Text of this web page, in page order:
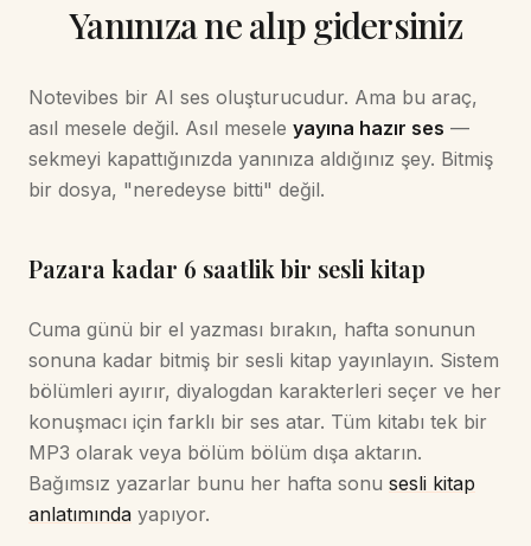
Yanınıza ne alıp gidersiniz
Notevibes bir AI ses oluşturucudur. Ama bu araç,
asıl mesele değil. Asıl mesele yayına hazır ses —
sekmeyi kapattığınızda yanınıza aldığınız şey. Bitmiş
bir dosya, "neredeyse bitti" değil.
Pazara kadar 6 saatlik bir sesli kitap
Cuma günü bir el yazması bırakın, hafta sonunun
sonuna kadar bitmiş bir sesli kitap yayınlayın. Sistem
bölümleri ayırır, diyalogdan karakterleri seçer ve her
konuşmacı için farklı bir ses atar. Tüm kitabı tek bir
MP3 olarak veya bölüm bölüm dışa aktarın.
Bağımsız yazarlar bunu her hafta sonu sesli kitap
anlatımında yapıyor.